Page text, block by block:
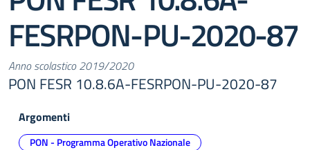
FESRPON-PU-2020-87
Anno scolastico 2019/2020
PON FESR 10.8.6A-FESRPON-PU-2020-87
Argomenti
PON - Programma Operativo Nazionale